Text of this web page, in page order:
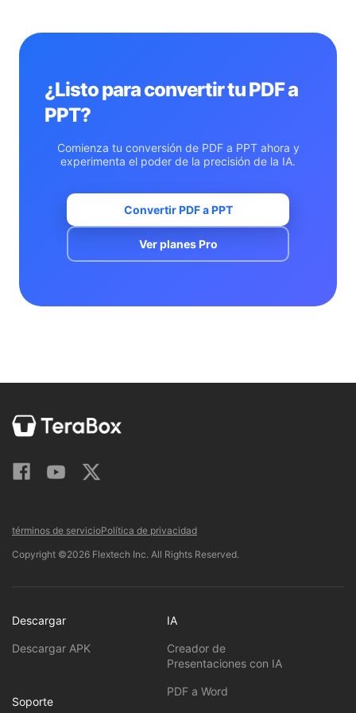
¿Listo para convertir tu PDF a
PPT?
Comienza tu conversión de PDF a PPT ahora y
experimenta el poder de la precisión de la IA.
Convertir PDF a PPT
Ver planes Pro
términos de servicioPolítica de privacidad
Copyright ©2026 Flextech Inc. All Rights Reserved.
Descargar
Descargar APK
Soporte
IA
Creador de
Presentaciones con IA
PDF a Word